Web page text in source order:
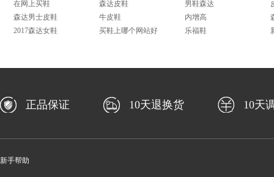
在网上买鞋 森达皮鞋 男鞋森达
森达男士皮鞋
牛皮鞋 内增高
2017森达女鞋
买鞋上哪个网站好 乐福鞋
正品保证 10天退换货 10天
新手帮助